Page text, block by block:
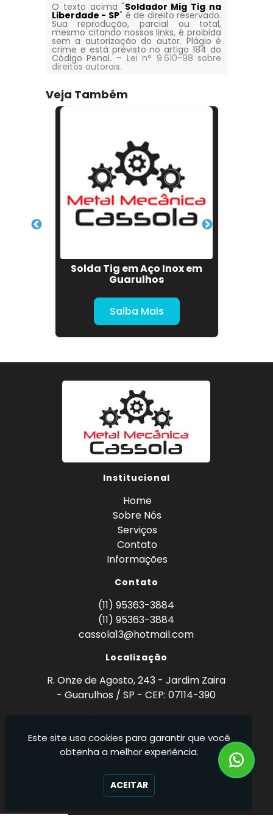
O texto acima "Soldador Mig Tig na
Liberdade - SP" é de direito reservado.
Sua reprodução, parcial ou total,
mesmo citando nossos links, é proibida
sem a autorização do autor. Plágio é
crime e está previsto no artigo 184 do
Código Penal. – Lei n° 9.610-98 sobre
direitos autorais.
Veja Também
Solda Tig em Aço Inox em
Guarulhos
Saiba Mais
Institucional
Home
Sobre Nós
Serviços
Contato
Informações
Contato
(11) 95363-3884
(11) 95363-3884
cassola13@hotmail.com
Localização
R. Onze de Agosto, 243 - Jardim Zaira
- Guarulhos / SP - CEP: 07114-390
Metal Mecânica Cassola - Metalurgia – Ferro,
Este site usa cookies para garantir que você
obtenha a melhor experiência.
ACEITAR